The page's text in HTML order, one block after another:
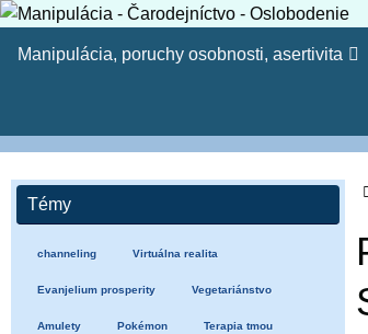
Skip
tvojich synov. (Oz 4:6) Lebo odbojnosť
15-23)
Manipulácia, poruchy osobnosti, asertivita
Témy
channeling Virtuálna realita
Evanjelium prosperity Vegetariánstvo
Amulety Pokémon Terapia tmou